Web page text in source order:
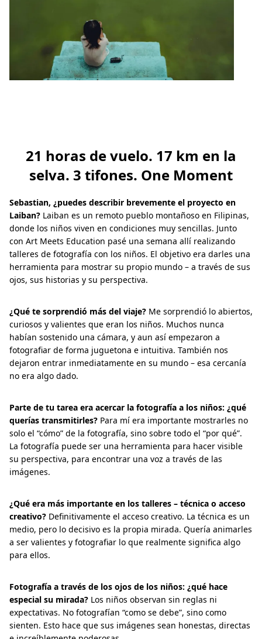
21 horas de vuelo. 17 km en la
selva. 3 tifones. One Moment
Sebastian, ¿puedes describir brevemente el proyecto en
Laiban? Laiban es un remoto pueblo montañoso en Filipinas,
donde los niños viven en condiciones muy sencillas. Junto
con Art Meets Education pasé una semana allí realizando
talleres de fotografía con los niños. El objetivo era darles una
herramienta para mostrar su propio mundo – a través de sus
ojos, sus historias y su perspectiva.
¿Qué te sorprendió más del viaje? Me sorprendió lo abiertos,
curiosos y valientes que eran los niños. Muchos nunca
habían sostenido una cámara, y aun así empezaron a
fotografiar de forma juguetona e intuitiva. También nos
dejaron entrar inmediatamente en su mundo – esa cercanía
no era algo dado.
Parte de tu tarea era acercar la fotografía a los niños: ¿qué
querías transmitirles? Para mí era importante mostrarles no
solo el “cómo” de la fotografía, sino sobre todo el “por qué”.
La fotografía puede ser una herramienta para hacer visible
su perspectiva, para encontrar una voz a través de las
imágenes.
¿Qué era más importante en los talleres – técnica o acceso
creativo? Definitivamente el acceso creativo. La técnica es un
medio, pero lo decisivo es la propia mirada. Quería animarles
a ser valientes y fotografiar lo que realmente significa algo
para ellos.
Fotografía a través de los ojos de los niños: ¿qué hace
especial su mirada? Los niños observan sin reglas ni
expectativas. No fotografían “como se debe”, sino como
sienten. Esto hace que sus imágenes sean honestas, directas